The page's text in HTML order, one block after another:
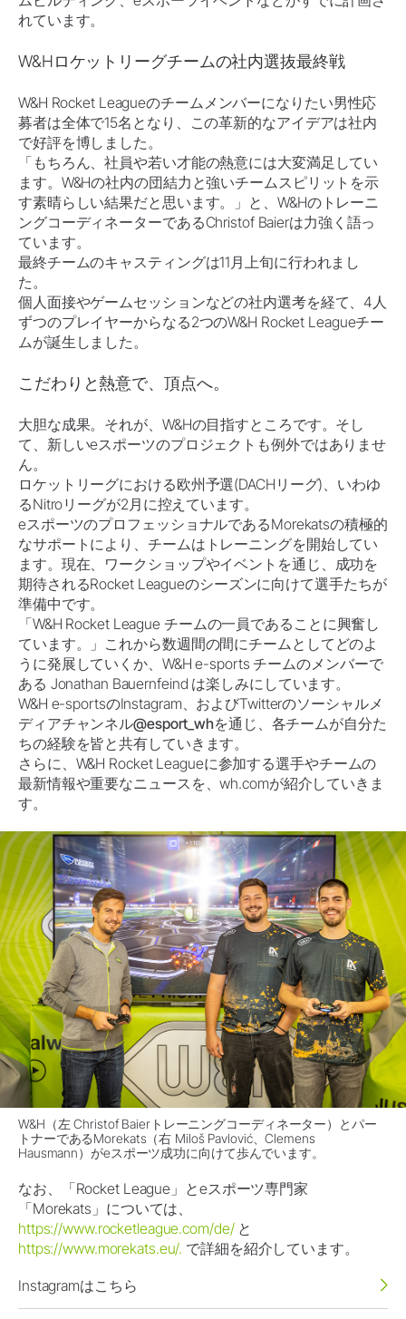
れています。
W&Hロケットリーグチームの社内選抜最終戦
W&H Rocket Leagueのチームメンバーになりたい男性応
募者は全体で15名となり、この革新的なアイデアは社内
で好評を博しました。
「もちろん、社員や若い才能の熱意には大変満足してい
ます。W&Hの社内の団結力と強いチームスピリットを示
す素晴らしい結果だと思います。」と、W&Hのトレーニ
ングコーディネーターであるChristof Baierは力強く語っ
ています。
最終チームのキャスティングは11月上旬に行われまし
た。
個人面接やゲームセッションなどの社内選考を経て、4人
ずつのプレイヤーからなる2つのW&H Rocket Leagueチー
ムが誕生しました。
こだわりと熱意で、頂点へ。
大胆な成果。それが、W&Hの目指すところです。そし
て、新しいeスポーツのプロジェクトも例外ではありませ
ん。
ロケットリーグにおける欧州予選(DACHリーグ)、いわゆ
るNitroリーグが2月に控えています。
eスポーツのプロフェッショナルであるMorekatsの積極的
なサポートにより、チームはトレーニングを開始してい
ます。現在、ワークショップやイベントを通じ、成功を
期待されるRocket Leagueのシーズンに向けて選手たちが
準備中です。
「W&H Rocket League チームの一員であることに興奮し
ています。」これから数週間の間にチームとしてどのよ
うに発展していくか、W&H e-sports チームのメンバーで
ある Jonathan Bauernfeind は楽しみにしています。
W&H e-sportsのInstagram、およびTwitterのソーシャルメ
ディアチャンネル@esport_whを通じ、各チームが自分た
ちの経験を皆と共有していきます。
さらに、W&H Rocket Leagueに参加する選手やチームの
最新情報や重要なニュースを、wh.comが紹介していきま
す。
W&H（左 Christof Baierトレーニングコーディネーター）とパー
トナーであるMorekats（右 Miloš Pavlović、Clemens
Hausmann）がeスポーツ成功に向けて歩んでいます。
なお、「Rocket League」とeスポーツ専門家
「Morekats」については、
https://www.rocketleague.com/de/と
https://www.morekats.eu/. で詳細を紹介しています。
Instagramはこちら